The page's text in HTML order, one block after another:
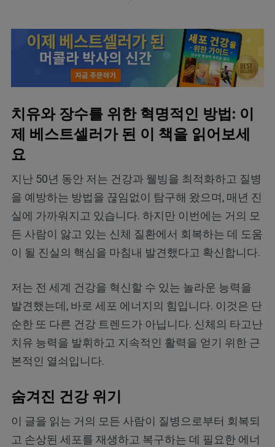
치유와 장수를 위한 혁명적인 방법: 이
제 베스트셀러가 된 이 책을 읽어보세
요
지난 50년 동안 저는 건강과 웰빙을 최적화하고 질병
을 예방하는 방법을 끊임없이 탐구해 왔으며, 매년 진
실에 가까워지고 있습니다. 하지만 이번에는 거의 모
든 사람이 앓고 있는 신체 질환에서 회복하는 데 도움
이 될 진실의 핵심을 마침내 발견했다고 확신합니다.
저는 전 세계 건강을 혁신할 수 있는 놀라운 능력을
발견했는데, 바로 세포 에너지의 힘입니다. 이것은 단
순한 또 다른 건강 트렌드가 아닙니다. 신체의 타고난
치유 능력을 발휘하고 지속적인 활력을 얻기 위한 근
본적인 열쇠입니다.
숨겨진 건강 위기
이 글을 읽는 거의 모든 사람이 질병으로부터 회복되
고 손상된 세포를 재생하고 복구하는 데 필요한 에너